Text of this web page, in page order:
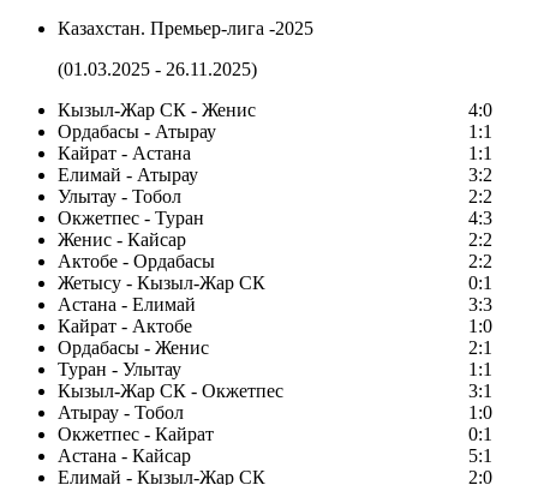
Казахстан. Премьер-лига -2025
(01.03.2025 - 26.11.2025)
Кызыл-Жар СК - Женис
4:0
Ордабасы - Атырау
1:1
Кайрат - Астана
1:1
Елимай - Атырау
3:2
Улытау - Тобол
2:2
Окжетпес - Туран
4:3
Женис - Кайсар
2:2
Актобе - Ордабасы
2:2
Жетысу - Кызыл-Жар СК
0:1
Астана - Елимай
3:3
Кайрат - Актобе
1:0
Ордабасы - Женис
2:1
Туран - Улытау
1:1
Кызыл-Жар СК - Окжетпес
3:1
Атырау - Тобол
1:0
Окжетпес - Кайрат
0:1
Астана - Кайсар
5:1
Елимай - Кызыл-Жар СК
2:0